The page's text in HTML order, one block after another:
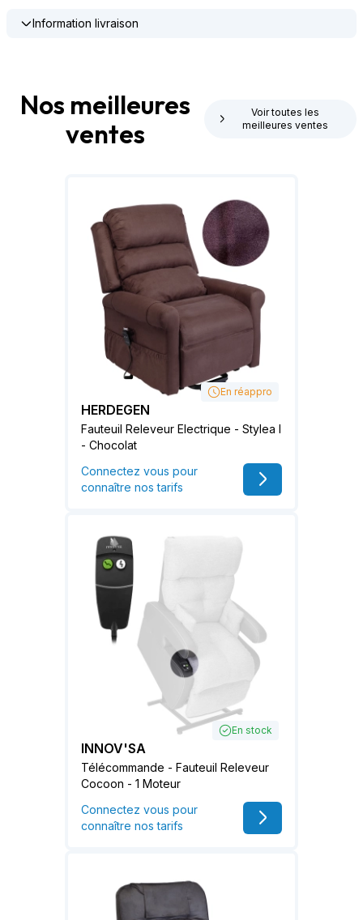
Information livraison
Nos meilleures
ventes
Voir toutes les
meilleures ventes
En réappro
HERDEGEN
Fauteuil Releveur Electrique - Stylea I
- Chocolat
Connectez vous pour
connaître nos tarifs
En stock
INNOV'SA
Télécommande - Fauteuil Releveur
Cocoon - 1 Moteur
Connectez vous pour
connaître nos tarifs